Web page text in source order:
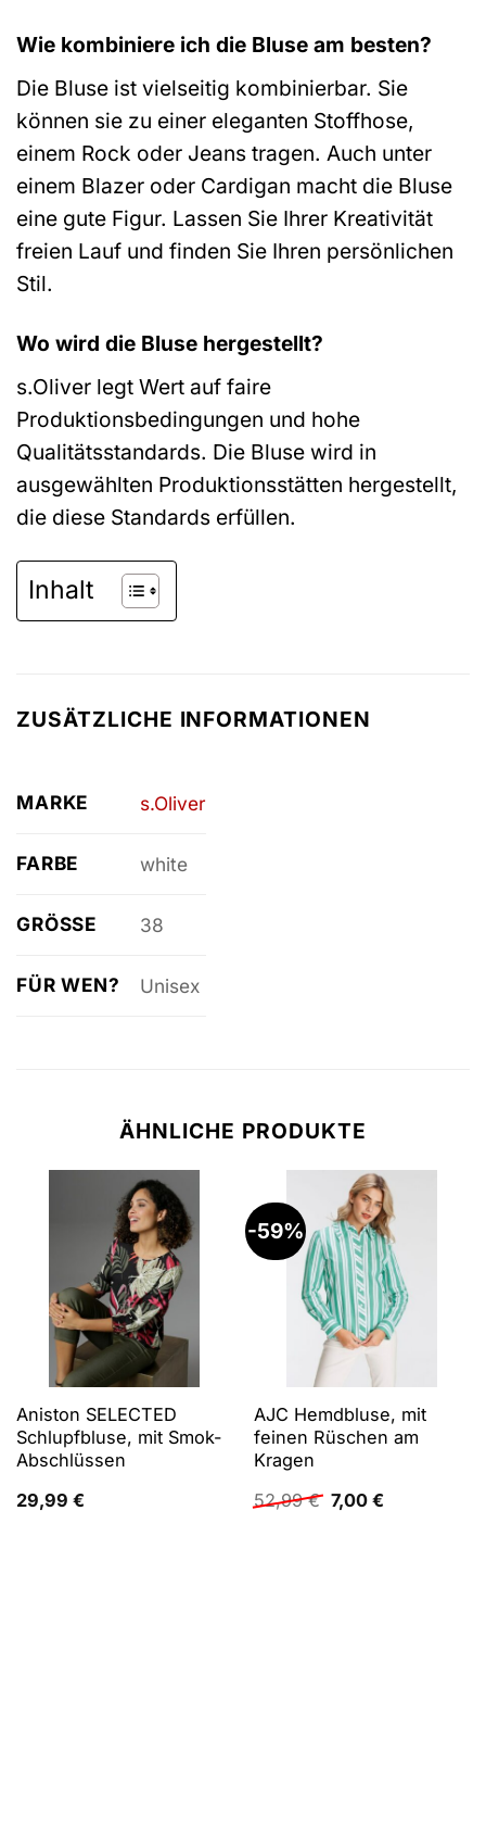
Wie kombiniere ich die Bluse am besten?
Die Bluse ist vielseitig kombinierbar. Sie
können sie zu einer eleganten Stoffhose,
einem Rock oder Jeans tragen. Auch unter
einem Blazer oder Cardigan macht die Bluse
eine gute Figur. Lassen Sie Ihrer Kreativität
freien Lauf und finden Sie Ihren persönlichen
Stil.
Wo wird die Bluse hergestellt?
s.Oliver legt Wert auf faire
Produktionsbedingungen und hohe
Qualitätsstandards. Die Bluse wird in
ausgewählten Produktionsstätten hergestellt,
die diese Standards erfüllen.
Inhalt
ZUSÄTZLICHE INFORMATIONEN
MARKE s.Oliver
FARBE white
GRÖSSE 38
FÜR WEN? Unisex
ÄHNLICHE PRODUKTE
Aniston SELECTED
Schlupfbluse, mit Smok-
Abschlüssen
29,99 €
-59%
AJC Hemdbluse, mit
feinen Rüschen am
Kragen
52,99€ Ursprünglicher
Preis
7,00 €Aktueller